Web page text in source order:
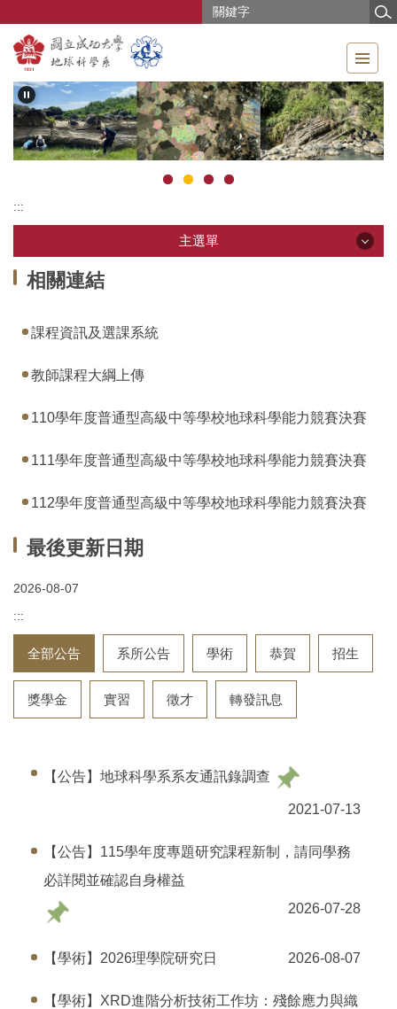
主
要
內
容
區
:::
主選單
主選單
最新消息
系所介紹
系所成員
課程資訊
地科博物館
系友專區
交通資訊
相關連結
課程資訊及選課系統
教師課程大綱上傳
110學年度普通型高級中等學校地球科學能力競賽決賽
111學年度普通型高級中等學校地球科學能力競賽決賽
112學年度普通型高級中等學校地球科學能力競賽決賽
最後更新日期
2026-08-07
:::
全部公告 系所公告 學術 恭賀 招生
獎學金 實習 徵才 轉發訊息
【公告】地球科學系系友通訊錄調查
2021-07-13
【公告】115學年度專題研究課程新制，請同學務
必詳閱並確認自身權益
2026-07-28
【學術】2026理學院研究日 2026-08-07
【學術】XRD進階分析技術工作坊：殘餘應力與織